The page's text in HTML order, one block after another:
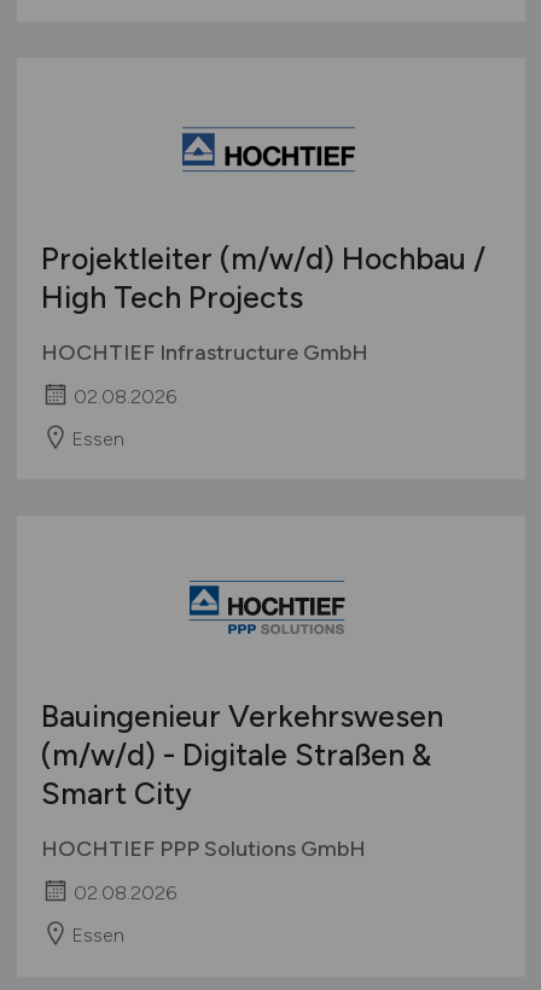
Projektleiter (m/w/d) Hochbau /
High Tech Projects
HOCHTIEF Infrastructure GmbH
02.08.2026
Essen
Bauingenieur Verkehrswesen
(m/w/d) - Digitale Straßen &
Smart City
HOCHTIEF PPP Solutions GmbH
02.08.2026
Essen